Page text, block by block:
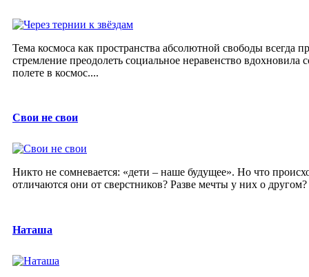
Тема космоса как пространства абсолютной свободы всегда
стремление преодолеть социальное неравенство
полете в космос....
Свои не свои
Никто не сомневается: «дети – наше будущее». Но что
отличаются они от сверстников? Разве мечты у них о другом?
Наташа